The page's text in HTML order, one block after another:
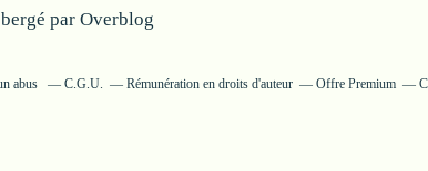
par Overblog
abus C.G.U. Rémunération en droits d'auteur Offre Premium